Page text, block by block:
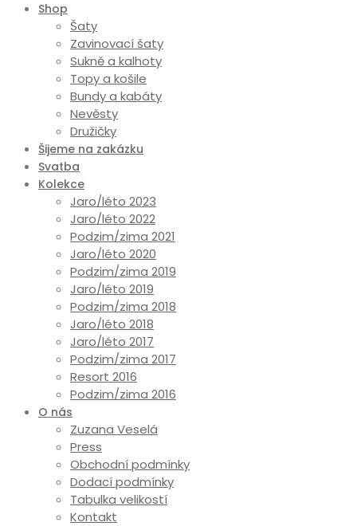
Shop
Šaty
Zavinovací šaty
Sukně a kalhoty
Topy a košile
Bundy a kabáty
Nevěsty
Družičky
Šijeme na zakázku
Svatba
Kolekce
Jaro/léto 2023
Jaro/léto 2022
Podzim/zima 2021
Jaro/léto 2020
Podzim/zima 2019
Jaro/léto 2019
Podzim/zima 2018
Jaro/léto 2018
Jaro/léto 2017
Podzim/zima 2017
Resort 2016
Podzim/zima 2016
O nás
Zuzana Veselá
Press
Obchodní podmínky
Dodací podmínky
Tabulka velikostí
Kontakt